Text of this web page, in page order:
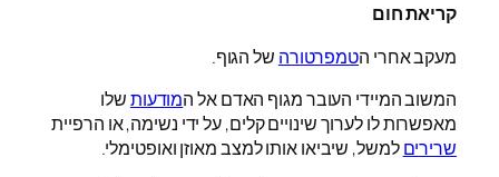
קריאת חום
מעקב אחרי הטמפרטורה של הגוף.
המשוב המיידי העובר מגוף האדם אל המודעותשלו
מאפשרות לו לערוך שינויים קלים, על ידי נשימה, או הרפיית
שריריםלמשל, שיביאו אותו למצב מאוזן ואופטימלי.